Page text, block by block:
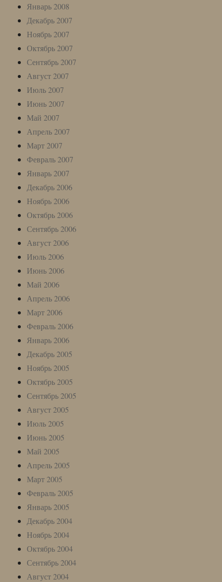
Январь 2008
Декабрь 2007
Ноябрь 2007
Октябрь 2007
Сентябрь 2007
Август 2007
Июль 2007
Июнь 2007
Май 2007
Апрель 2007
Март 2007
Февраль 2007
Январь 2007
Декабрь 2006
Ноябрь 2006
Октябрь 2006
Сентябрь 2006
Август 2006
Июль 2006
Июнь 2006
Май 2006
Апрель 2006
Март 2006
Февраль 2006
Январь 2006
Декабрь 2005
Ноябрь 2005
Октябрь 2005
Сентябрь 2005
Август 2005
Июль 2005
Июнь 2005
Май 2005
Апрель 2005
Март 2005
Февраль 2005
Январь 2005
Декабрь 2004
Ноябрь 2004
Октябрь 2004
Сентябрь 2004
Август 2004